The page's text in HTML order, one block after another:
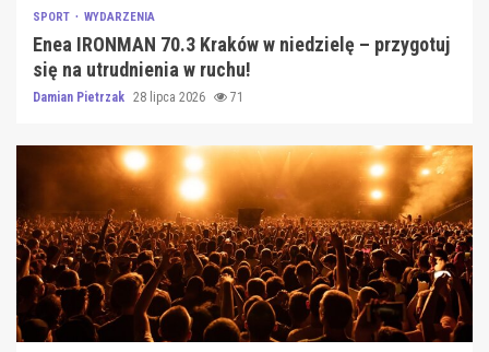
SPORT WYDARZENIA
Enea IRONMAN 70.3 Kraków w niedzielę – przygotuj
się na utrudnienia w ruchu!
Damian Pietrzak 28 lipca 2026 71